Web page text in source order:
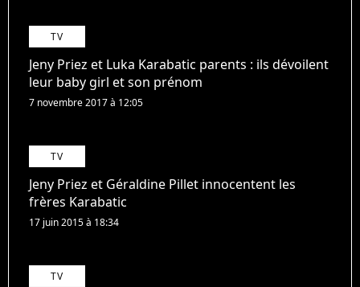
TV
Jeny Priez et Luka Karabatic parents : ils dévoilent
leur baby girl et son prénom
7 novembre 2017 à 12:05
TV
Jeny Priez et Géraldine Pillet innocentent les
frères Karabatic
17 juin 2015 à 18:34
TV